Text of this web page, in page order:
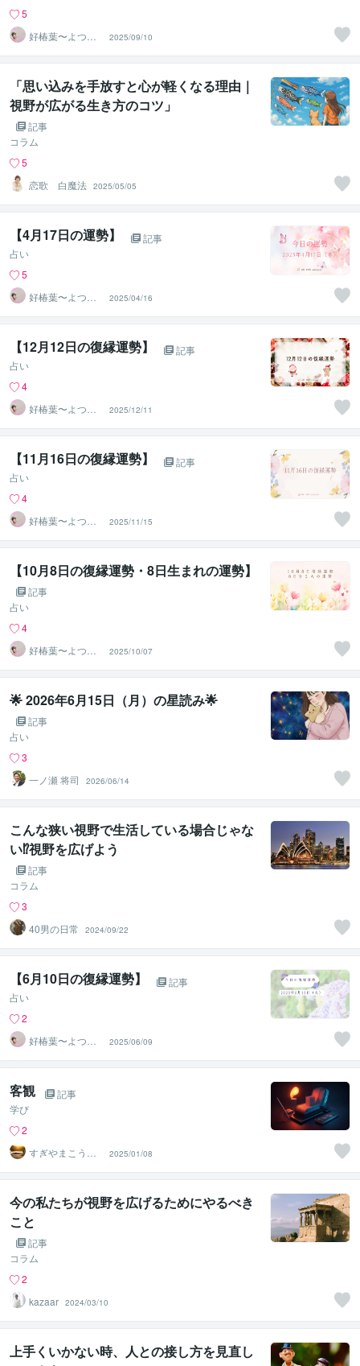
5
好椿葉〜よつ
ば〜
2025/09/10
「思い込みを手放すと心が軽くなる理由｜
視野が広がる生き方のコツ」
記事
コラム
5
恋歌 白魔法 2025/05/05
【4月17日の運勢】
記事
占い
5
好椿葉〜よつ
ば〜
2025/04/16
【12月12日の復縁運勢】
記事
占い
4
好椿葉〜よつ
ば〜
2025/12/11
【11月16日の復縁運勢】
記事
占い
4
好椿葉〜よつ
ば〜
2025/11/15
【10月8日の復縁運勢・8日生まれの運勢】
記事
占い
4
好椿葉〜よつ
ば〜
2025/10/07
🌟 2026年6月15日（月）の星読み🌟
記事
占い
3
一ノ瀬 将司
2026/06/14
こんな狭い視野で生活している場合じゃな
い⁉️視野を広げよう
記事
コラム
3
40男の日常
2024/09/22
【6月10日の復縁運勢】
記事
占い
2
好椿葉〜よつ
ば〜
2025/06/09
客観
記事
学び
2
すぎやまこうす
け
2025/01/08
今の私たちが視野を広げるためにやるべき
こと
記事
コラム
2
kazaar 2024/03/10
上手くいかない時、人との接し方を見直し